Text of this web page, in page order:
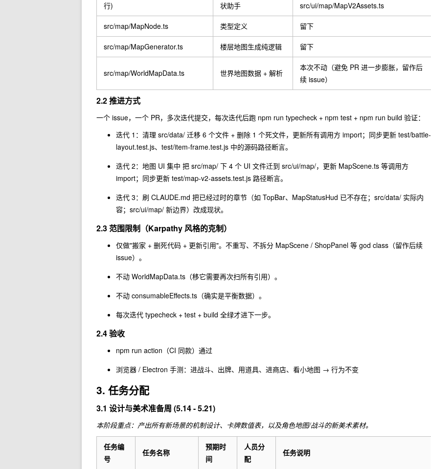
行)
状助手
src/ui/map/MapV2Assets.ts
src/map/MapNode.ts 类型定义 留下
src/map/MapGenerator.ts 楼层地图生成纯逻辑 留下
src/map/WorldMapData.ts 世界地图数据 + 解析
本次不动（避免 PR 进一步膨胀，留作后
续 issue）
2.2 推进方式
一个 issue，一个 PR，多次迭代提交，每次迭代后跑 npm run typecheck + npm test + npm run build 验证：
迭代 1：清理 src/data/ 迁移 6 个文件 + 删除 1 个死文件，更新所有调用方 import；同步更新 test/battle-
layout.test.js、 test/item-frame.test.js 中的源码路径断言。
迭代 2：地图 UI 集中 把 src/map/ 下 4 个 UI 文件迁到 src/ui/map/，更新 MapScene.ts 等调用方
import；同步更新 test/map-v2-assets.test.js 路径断言。
迭代 3：刷 CLAUDE.md 把已经过时的章节（如 TopBar、 MapStatusHud 已不存在； src/data/ 实际内
容； src/ui/map/ 新边界）改成现状。
2.3 范围限制（Karpathy 风格的克制）
仅做"搬家 + 删死代码 + 更新引用"。不重写、不拆分 MapScene / ShopPanel 等 god class（留作后续
issue）。
不动 WorldMapData.ts （移它需要再次扫所有引用）。
不动 consumableEffects.ts （确实是平衡数据）。
每次迭代 typecheck + test + build 全绿才进下一步。
2.4 验收
npm run action （CI 同款）通过
浏览器 / Electron 手测：进战斗、出牌、用道具、进商店、看小地图 → 行为不变
3. 任务分配
3.1 设计与美术准备周 (5.14 - 5.21)
本阶段重点：产出所有新场景的机制设计、卡牌数值表，以及角色地图/战斗的新美术素材。
任务编
号
任务名称
预期时
间
人员分
配
任务说明